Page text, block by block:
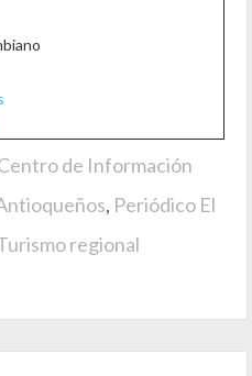
de Información
, Periódico El
regional